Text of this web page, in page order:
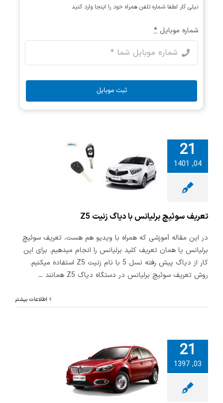
21
04, 1401
سوئیچ
تعریف سوئیچ برلیانس با دیاگ زنیت Z5
در این مقاله آموزشی که همراه با ویدیو هم هست، تعریف سوئیچ
برلیانس یا همان تعریف کلید برلیانس را انجام میدهیم. برای این
کار از دیاگ پیش رفته نسل 5 با نام زنیت Z5 استفاده میکنیم.
روش تعریف سوئیچ برلیانس در دستگاه دیاگ Z5 همانند
...
اطلاعات بیشتر
21
03, 1397
مهم در مورد
یونیت
مجهز
هوشمند
نیلی کار لطفا شماره تلفن همراه خود را اینجا وارد کنید
شماره موبایل *
ثبت موبایل